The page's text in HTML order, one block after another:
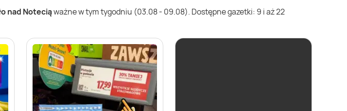
nad Noteciąważne w tym tygodniu (03.08 - 09.08). Dostępne gazetki: 9 i aż 22